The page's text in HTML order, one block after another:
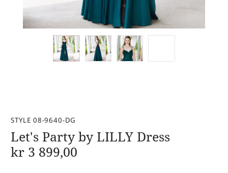
STYLE 08-9640-DG
Let's Party by LILLY Dress
kr 3 899,00